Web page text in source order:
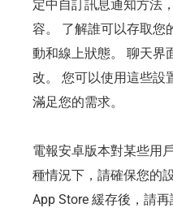
定中自訂訊息通知方法
容。 了解誰可以存取您
動和線上狀態。 聊天界
改。 您可以使用這些設
滿足您的需求。
電報安卓版本對某些用
種情況下，請確保您的
App Store 緩存後，請